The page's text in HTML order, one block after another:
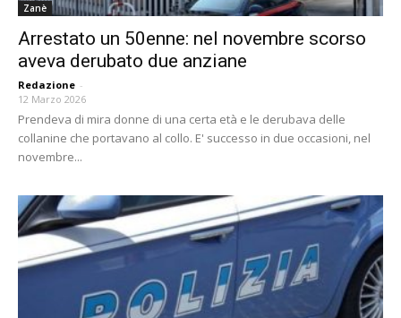
Zanè
Arrestato un 50enne: nel novembre scorso
aveva derubato due anziane
Redazione -
12 Marzo 2026
Prendeva di mira donne di una certa età e le derubava delle
collanine che portavano al collo. E' successo in due occasioni, nel
novembre...